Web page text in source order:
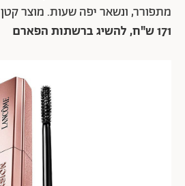
מתפורר, ונשאר יפה שעות. מוצר
171 ש"ח, להשיג ברשתות הפארם